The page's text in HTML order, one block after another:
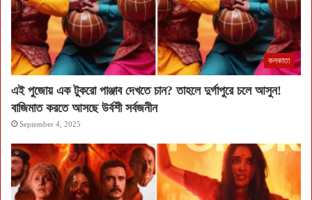
কলকাতা
এই পুজোয় এক টুকরো পাঞ্জাব দেখতে চান? তাহলে দুর্গাপুরে চলে আসুন!
বাজিমাত করতে আসছে উর্বশী সর্বজনীন
September 4, 2025